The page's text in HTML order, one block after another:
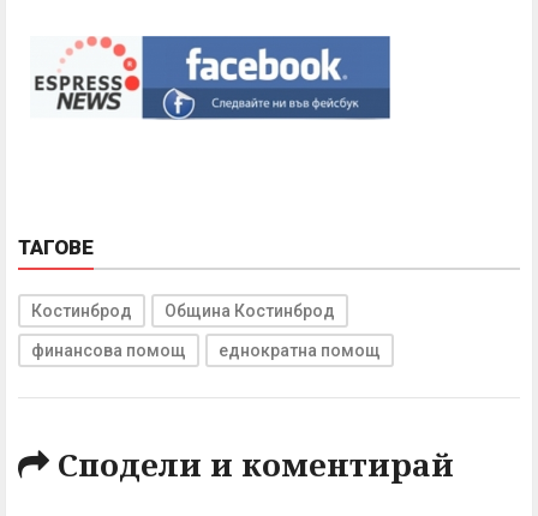
ТАГОВЕ
Костинброд Община Костинброд
финансова помощ еднократна помощ
Сподели и коментирай